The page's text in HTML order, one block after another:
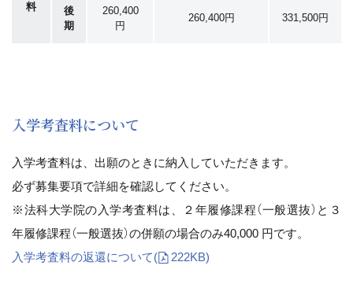
料
後
期
260,400
円
260,400円 331,500円
入学考査料について
入学考査料は、出願のときに納入していただきます。
必ず募集要項で詳細を確認してください。
※法科大学院の入学考査料は、２年履修課程（一般選抜）と３
年履修課程（一般選抜）の併願の場合のみ40,000 円です。
入学考査料の返還について( 222KB)